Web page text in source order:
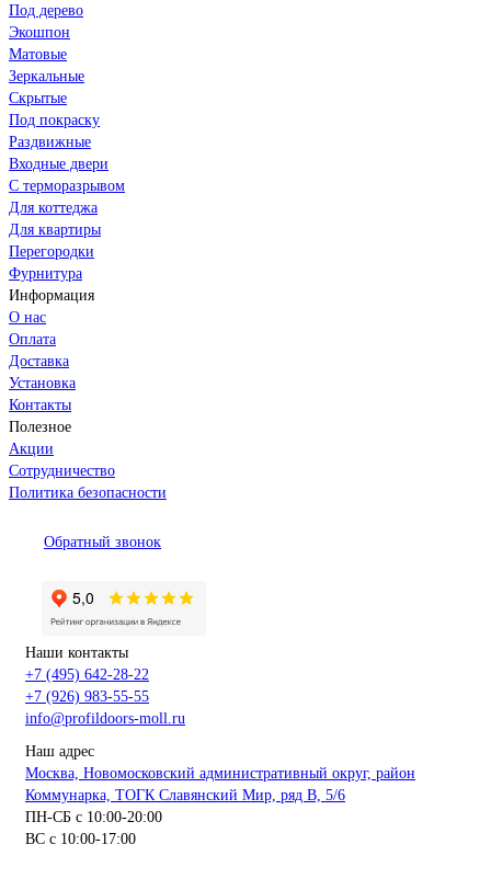
Под дерево
Экошпон
Матовые
Зеркальные
Скрытые
Под покраску
Раздвижные
Входные двери
С терморазрывом
Для коттеджа
Для квартиры
Перегородки
Фурнитура
Информация
О нас
Оплата
Доставка
Установка
Контакты
Полезное
Акции
Сотрудничество
Политика безопасности
Обратный звонок
Наши контакты
+7 (495) 642-28-22
+7 (926) 983-55-55
info@profildoors-moll.ru
Наш адрес
Москва, Новомосковский административный округ, район
Коммунарка, ТОГК Славянский Мир, ряд В, 5/6
ПН-СБ с 10:00-20:00
ВС с 10:00-17:00